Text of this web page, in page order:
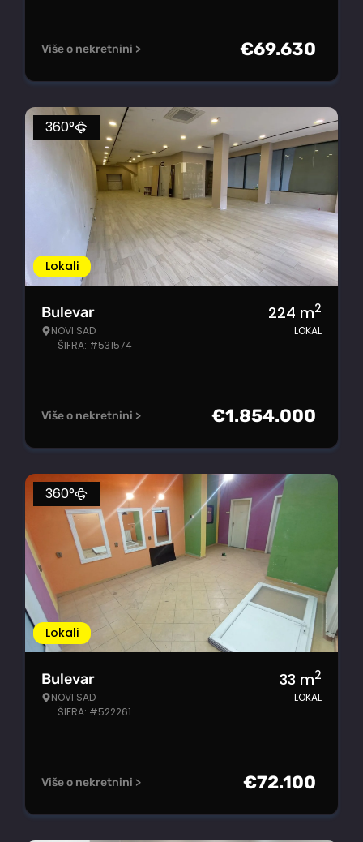
Više o nekretnini > €69.630
Lokali
360°
Bulevar
NOVI SAD
ŠIFRA: #531574
224 m2
LOKAL
Više o nekretnini > €1.854.000
Lokali
360°
Bulevar
NOVI SAD
ŠIFRA: #522261
33 m2
LOKAL
Više o nekretnini > €72.100